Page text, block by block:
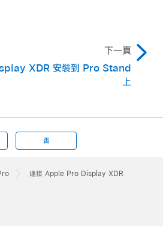
下一頁
XDR 安裝到 Pro Stand
上
否
連接 Apple Pro Display XDR